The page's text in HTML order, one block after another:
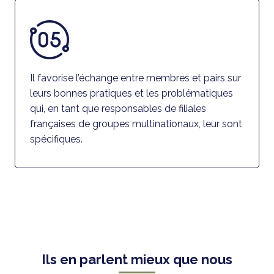
Il favorise l’échange entre membres et pairs sur
leurs bonnes pratiques et les problématiques
qui, en tant que responsables de filiales
françaises de groupes multinationaux, leur sont
spécifiques.
Ils en parlent mieux que nous